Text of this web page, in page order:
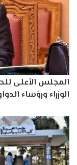
المجلس الأعلى
الوزراء ورؤساء